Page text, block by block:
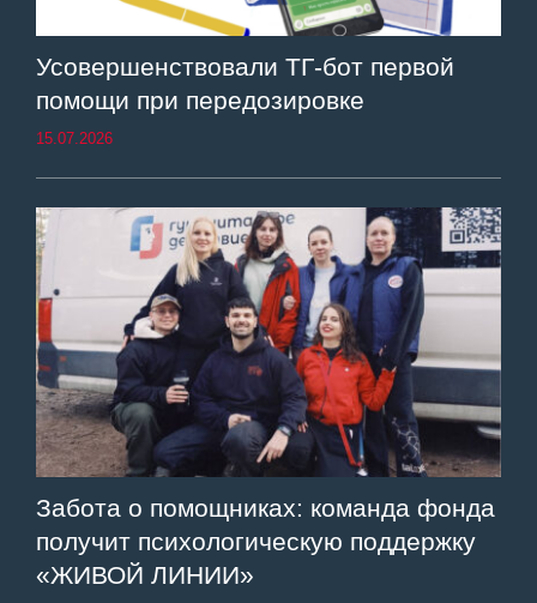
Усовершенствовали ТГ-бот первой
помощи при передозировке
15.07.2026
Забота о помощниках: команда фонда
получит психологическую поддержку
«ЖИВОЙ ЛИНИИ»